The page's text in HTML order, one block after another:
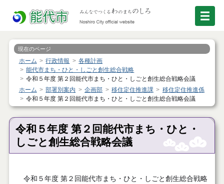
現在のページ
ホーム 行政情報
各種計画
能代市まち・ひと・しごと創生総合戦略
令和５年度 第２回能代市まち・ひと・しごと創生総合戦略会議
ホーム
部署別案内 企画部 移住定住推進課
移住定住推進係
令和５年度 第２回能代市まち・ひと・しごと創生総合戦略会議
令和５年度 第２回能代市まち・ひと・
しごと創生総合戦略会議
令和５年度 第２回能代市まち・ひと・しごと創生総合戦略